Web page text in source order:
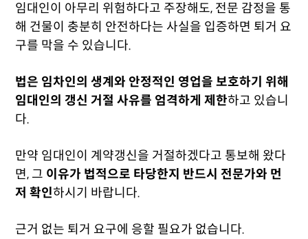
임대인이 아무리 위험하다고 주장해도, 전문 감정을 통
해 건물이 충분히 안전하다는 사실을 입증하면 퇴거 요
구를 막을 수 있습니다.
법은 임차인의 생계와 안정적인 영업을 보호하기 위해
임대인의 갱신 거절 사유를 엄격하게 제한하고 있습니
다.
만약 임대인이 계약갱신을 거절하겠다고 통보해 왔다
면, 그 이유가 법적으로 타당한지 반드시 전문가와 먼
저 확인하시기 바랍니다.
근거 없는 퇴거 요구에 응할 필요가 없습니다.